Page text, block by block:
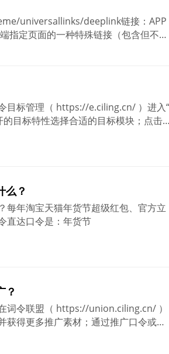
universallinks/deeplink链接：APP
指定页面的一种特殊链接（包含但不
管理（ https://e.ciling.cn/ ）进入“
目标特性选择合适的目标模块；点击
么？
每年淘宝天猫年货节超级红包、官方立
直达口令是：年货节
？
词令联盟（ https://union.ciling.cn/ ）
获得更多推广素材；通过推广口令或推